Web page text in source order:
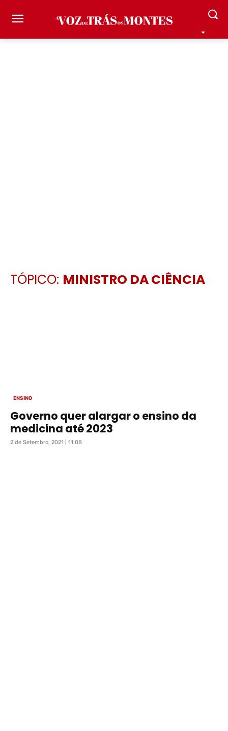
TÓPICO: MINISTRO DA CIÊNCIA
ENSINO
Governo quer alargar o ensino da
medicina até 2023
2 de Setembro, 2021 | 11:08